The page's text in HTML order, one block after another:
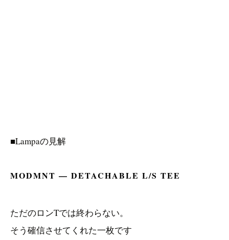
■Lampaの見解
MODMNT — DETACHABLE L/S TEE
ただのロンTでは終わらない。
そう確信させてくれた一枚です